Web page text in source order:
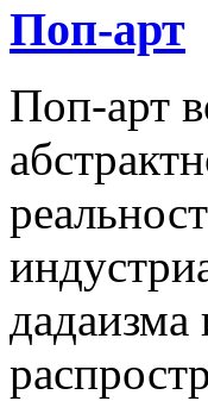
Поп-арт
Поп-арт